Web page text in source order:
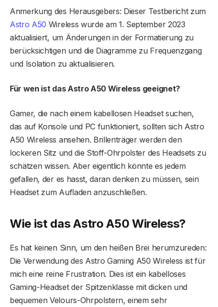
Anmerkung des Herausgebers: Dieser Testbericht zum
Astro A50 Wireless wurde am 1. September 2023
aktualisiert, um Änderungen in der Formatierung zu
berücksichtigen und die Diagramme zu Frequenzgang
und Isolation zu aktualisieren.
Für wen ist das Astro A50 Wireless geeignet?
Gamer, die nach einem kabellosen Headset suchen,
das auf Konsole und PC funktioniert, sollten sich Astro
A50 Wireless ansehen. Brillenträger werden den
lockeren Sitz und die Stoff-Ohrpolster des Headsets zu
schätzen wissen. Aber eigentlich könnte es jedem
gefallen, der es hasst, daran denken zu müssen, sein
Headset zum Aufladen anzuschließen.
Wie ist das Astro A50 Wireless?
Es hat keinen Sinn, um den heißen Brei herumzureden:
Die Verwendung des Astro Gaming A50 Wireless ist für
mich eine reine Frustration. Dies ist ein kabelloses
Gaming-Headset der Spitzenklasse mit dicken und
bequemen Velours-Ohrpolstern, einem sehr